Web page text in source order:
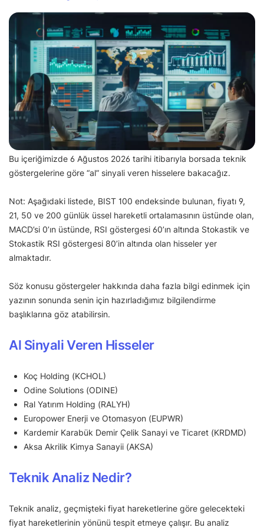
Bu içeriğimizde 6 Ağustos 2026 tarihi itibarıyla borsada teknik
göstergelerine göre “al” sinyali veren hisselere bakacağız.
Not: Aşağıdaki listede, BIST 100 endeksinde bulunan, fiyatı 9,
21, 50 ve 200 günlük üssel hareketli ortalamasının üstünde olan,
MACD’si 0’ın üstünde, RSI göstergesi 60’ın altında Stokastik ve
Stokastik RSI göstergesi 80’in altında olan hisseler yer
almaktadır.
Söz konusu göstergeler hakkında daha fazla bilgi edinmek için
yazının sonunda senin için hazırladığımız bilgilendirme
başlıklarına göz atabilirsin.
Al Sinyali Veren Hisseler
Koç Holding (KCHOL)
Odine Solutions (ODINE)
Ral Yatırım Holding (RALYH)
Europower Enerji ve Otomasyon (EUPWR)
Kardemir Karabük Demir Çelik Sanayi ve Ticaret (KRDMD)
Aksa Akrilik Kimya Sanayii (AKSA)
Teknik Analiz Nedir?
Teknik analiz, geçmişteki fiyat hareketlerine göre gelecekteki
fiyat hareketlerinin yönünü tespit etmeye çalışır. Bu analiz